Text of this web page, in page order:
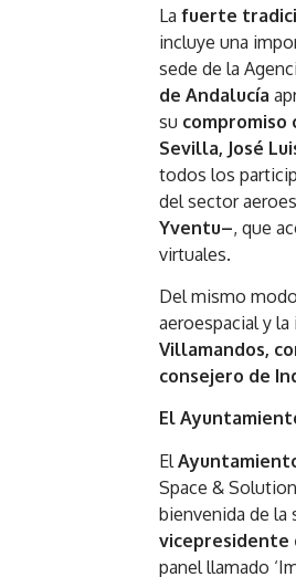
Lafuerte
incluye una
sede de la
de Andalucía
su compromiso
Sevilla, José
todos los
del sector
Yventu–, que
virtuales.
Del mismo
aeroespacial y
Villamandos,
consejero de
El
El
Space &
bienvenida de la
vicepresidente
panel llamado